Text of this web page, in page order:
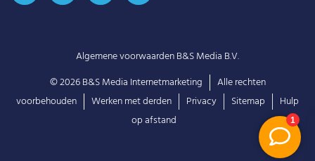
Algemene voorwaarden B&S Media B.V.
© 2026B&S Media Internetmarketing
Alle rechten
voorbehouden
Werken met derden Privacy Sitemap
Hulp
op afstand